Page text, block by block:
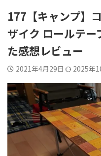
177【キャンプ】
ザイク ロールテ
た感想レビュー
2021年4月29日 2025年